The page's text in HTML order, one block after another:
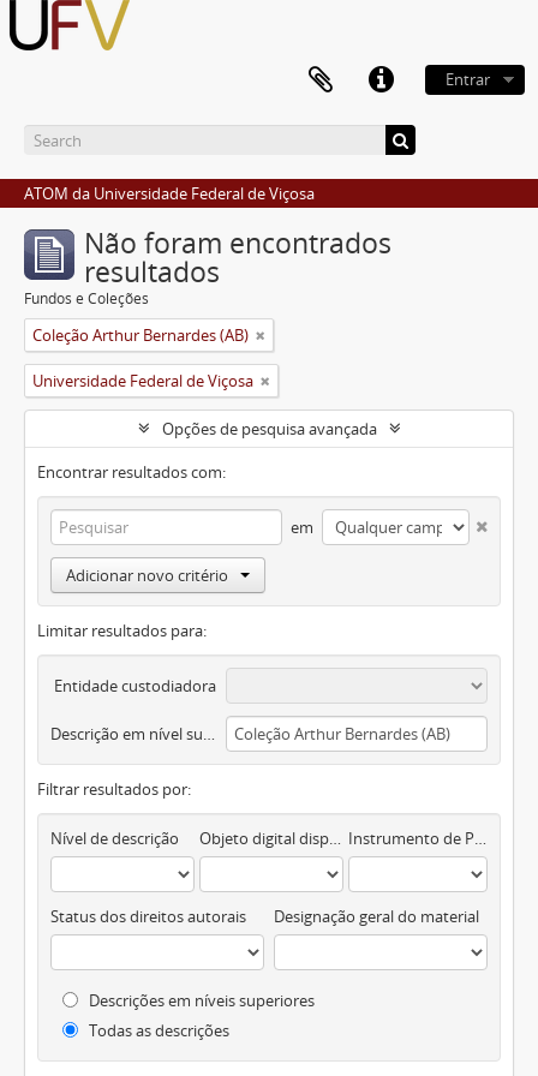
Entrar
ATOM da Universidade Federal de Viçosa
Não foram encontrados
resultados
Fundos e Coleções
Coleção Arthur Bernardes (AB)
Universidade Federal de Viçosa
Opções de pesquisa avançada
Encontrar resultados com:
em
Adicionar novo critério
Limitar resultados para:
Entidade custodiadora
Descrição em nível superior
Filtrar resultados por:
Nível de descrição Objeto digital disponível Instrumento de Pesquisa
Status dos direitos autorais Designação geral do material
Descrições em níveis superiores
Todas as descrições